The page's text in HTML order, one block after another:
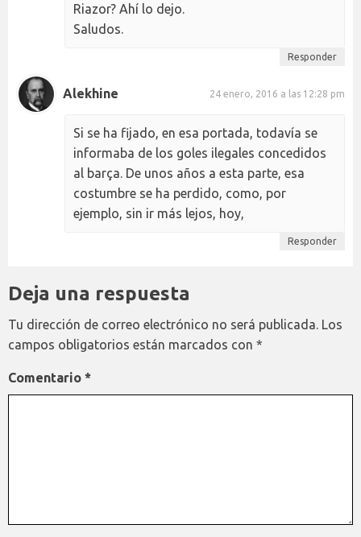
Riazor? Ahí lo dejo.
Saludos.
Responder
Alekhine 24 enero, 2016 a las 12:28 pm
Si se ha fijado, en esa portada, todavía se
informaba de los goles ilegales concedidos
al barça. De unos años a esta parte, esa
costumbre se ha perdido, como, por
ejemplo, sin ir más lejos, hoy,
Responder
Deja una respuesta
Tu dirección de correo electrónico no será publicada. Los
campos obligatorios están marcados con *
Comentario *